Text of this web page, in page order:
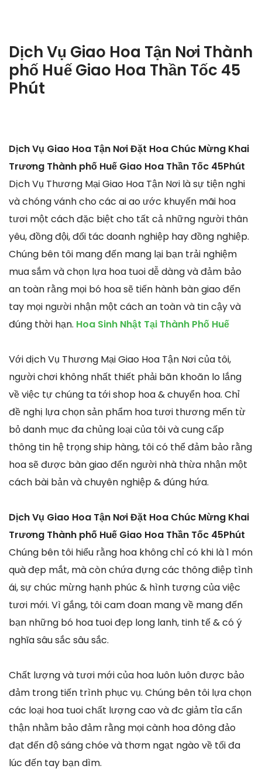
Dịch Vụ Giao Hoa Tận Nơi Thành
phố Huế Giao Hoa Thần Tốc 45
Phút
Dịch Vụ Giao Hoa Tận Nơi Đặt Hoa Chúc Mừng Khai
Trương Thành phố Huế Giao Hoa Thần Tốc 45Phút
Dịch Vụ Thương Mại Giao Hoa Tận Nơi là sự tiện nghi
và chóng vánh cho các ai ao ước khuyến mãi hoa
tươi một cách đặc biệt cho tất cả những người thân
yêu, đồng đội, đối tác doanh nghiệp hay đồng nghiệp.
Chúng bên tôi mang đến mang lại bạn trải nghiệm
mua sắm và chọn lựa hoa tuoi dễ dàng và đảm bảo
an toàn rằng mọi bó hoa sẽ tiến hành bàn giao đến
tay mọi người nhận một cách an toàn và tin cậy và
đúng thời hạn. Hoa Sinh Nhật Tại Thành Phố Huế
Với dịch Vụ Thương Mại Giao Hoa Tận Nơi của tôi,
người chơi không nhất thiết phải băn khoăn lo lắng
về việc tự chúng ta tới shop hoa & chuyển hoa. Chỉ
đề nghị lựa chọn sản phẩm hoa tươi thương mến từ
bỏ danh mục đa chủng loại của tôi và cung cấp
thông tin hệ trọng ship hàng, tôi có thể đảm bảo rằng
hoa sẽ được bàn giao đến người nhà thừa nhận một
cách bài bản và chuyên nghiệp & đúng hứa.
Dịch Vụ Giao Hoa Tận Nơi Đặt Hoa Chúc Mừng Khai
Trương Thành phố Huế Giao Hoa Thần Tốc 45Phút
Chúng bên tôi hiểu rằng hoa không chỉ có khi là 1 món
quà đẹp mắt, mà còn chứa đựng các thông điệp tình
ái, sự chúc mừng hạnh phúc & hình tượng của việc
tươi mới. Vì gắng, tôi cam đoan mang về mang đến
bạn những bó hoa tuoi đẹp long lanh, tinh tế & có ý
nghĩa sâu sắc sâu sắc.
Chất lượng và tươi mới của hoa luôn luôn được bảo
đảm trong tiến trình phục vụ. Chúng bên tôi lựa chọn
các loại hoa tuoi chất lượng cao và đc giảm tỉa cẩn
thận nhằm bảo đảm rằng mọi cành hoa đông đảo
đạt đến độ sáng chóe và thơm ngạt ngào về tối đa
lúc đến tay bạn dìm.